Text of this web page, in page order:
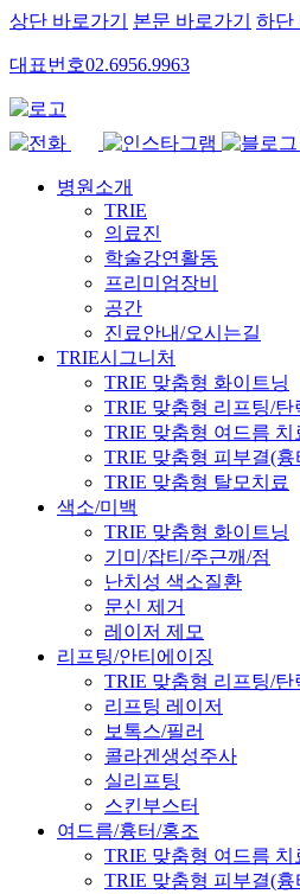
상단 바로가기 본문 바로가기 하단
대표번호02.6956.9963
병원소개
TRIE
의료진
학술강연활동
프리미엄장비
공간
진료안내/오시는길
TRIE시그니처
TRIE 맞춤형 화이트닝
TRIE 맞춤형 리프팅/탄
TRIE 맞춤형 여드름 치
TRIE 맞춤형 피부결(흉
TRIE 맞춤형 탈모치료
색소/미백
TRIE 맞춤형 화이트닝
기미/잡티/주근깨/점
난치성 색소질환
문신 제거
레이저 제모
리프팅/안티에이징
TRIE 맞춤형 리프팅/탄
리프팅 레이저
보톡스/필러
콜라겐생성주사
실리프팅
스킨부스터
여드름/흉터/홍조
TRIE 맞춤형 여드름 치
TRIE 맞춤형 피부결(흉